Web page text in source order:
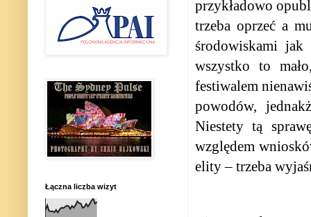
przykładowo
trzeba oprzeć a
środowiskami
wszystko to
festiwalem
powodów,
Niestety tą
względem
elity – trzeba
Łączna liczba wizyt